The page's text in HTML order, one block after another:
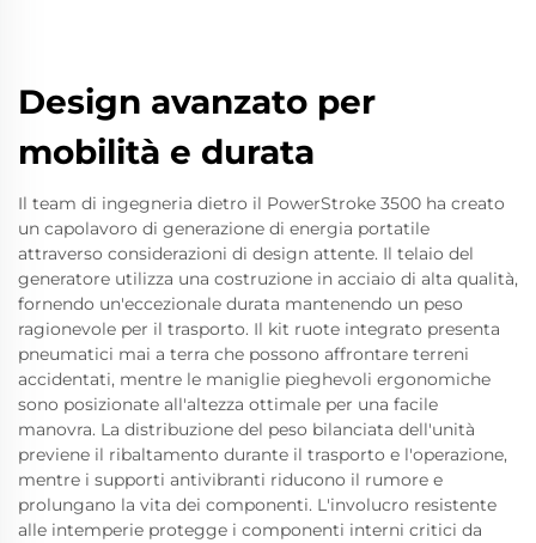
Design avanzato per
mobilità e durata
Il team di ingegneria dietro il PowerStroke 3500 ha creato
un capolavoro di generazione di energia portatile
attraverso considerazioni di design attente. Il telaio del
generatore utilizza una costruzione in acciaio di alta qualità,
fornendo un'eccezionale durata mantenendo un peso
ragionevole per il trasporto. Il kit ruote integrato presenta
pneumatici mai a terra che possono affrontare terreni
accidentati, mentre le maniglie pieghevoli ergonomiche
sono posizionate all'altezza ottimale per una facile
manovra. La distribuzione del peso bilanciata dell'unità
previene il ribaltamento durante il trasporto e l'operazione,
mentre i supporti antivibranti riducono il rumore e
prolungano la vita dei componenti. L'involucro resistente
alle intemperie protegge i componenti interni critici da